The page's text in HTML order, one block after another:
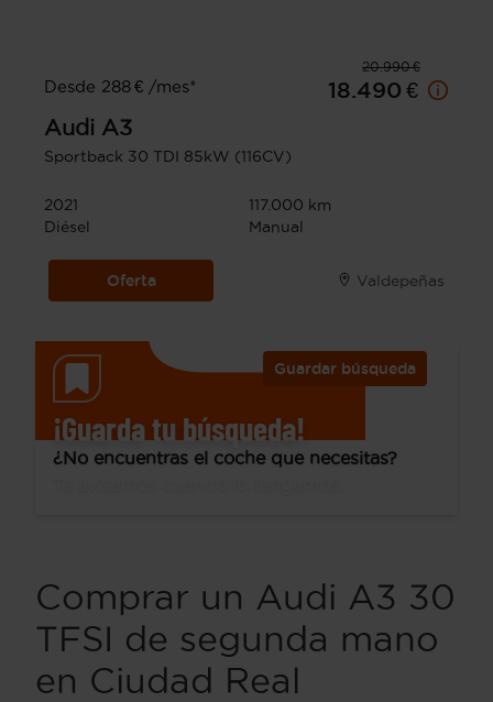
20.990 €
Desde 288 € /mes*
18.490 €
Audi A3
Sportback 30 TDI 85kW (116CV)
2021
117.000 km
Diésel
Manual
Oferta Valdepeñas
Guardar búsqueda
¡Guarda tu búsqueda!
¿No encuentras el coche que necesitas?
Comprar un Audi A3 30
TFSI de segunda mano
en Ciudad Real